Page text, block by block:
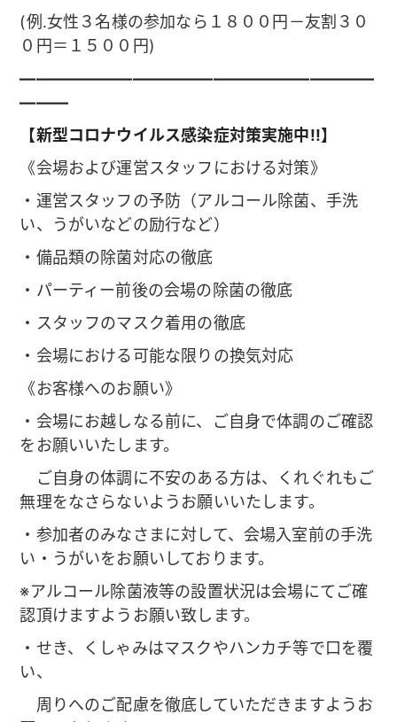
(例.女性３名様の参加なら１８００円－友割３０
０円＝１５００円)
——————————————————————
———
【新型コロナウイルス感染症対策実施中!!】
《会場および運営スタッフにおける対策》
・運営スタッフの予防（アルコール除菌、手洗
い、うがいなどの励行など）
・備品類の除菌対応の徹底
・パーティー前後の会場の除菌の徹底
・スタッフのマスク着用の徹底
・会場における可能な限りの換気対応
《お客様へのお願い》
・会場にお越しなる前に、ご自身で体調のご確認
をお願いいたします。
ご自身の体調に不安のある方は、くれぐれもご
無理をなさらないようお願いいたします。
・参加者のみなさまに対して、会場入室前の手洗
い・うがいをお願いしております。
※アルコール除菌液等の設置状況は会場にてご確
認頂けますようお願い致します。
・せき、くしゃみはマスクやハンカチ等で口を覆
い、
周りへのご配慮を徹底していただきますようお